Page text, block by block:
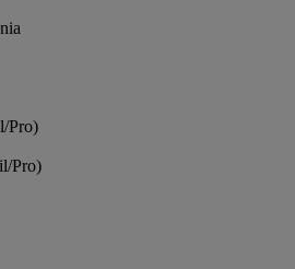
Pro)
Pro)